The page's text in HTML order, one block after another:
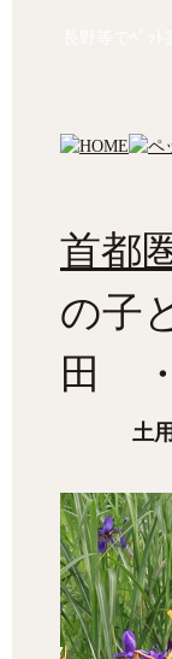
首都
の子
田
土